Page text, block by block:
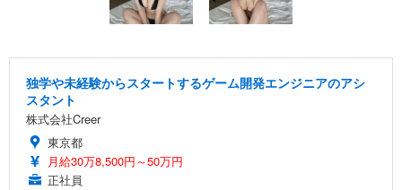
独学や未経験からスタートするゲーム開発エンジニアのアシ
スタント
株式会社Creer
東京都
月給30万8,500円～50万円
正社員